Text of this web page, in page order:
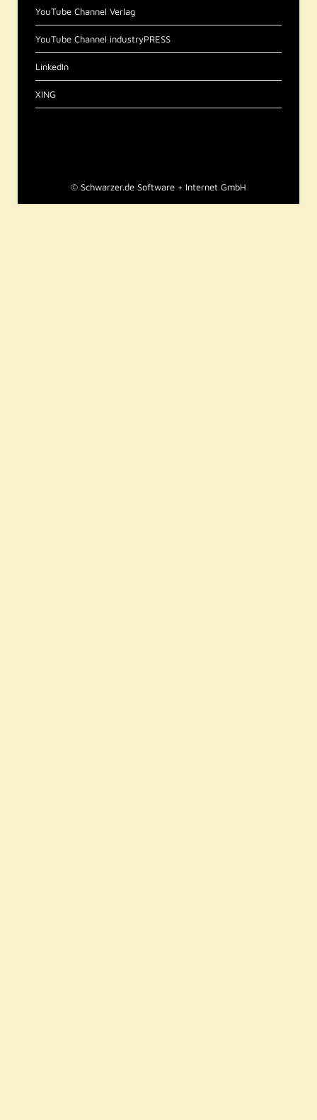
YouTube Channel Verlag
YouTube Channel industryPRESS
LinkedIn
XING
© Schwarzer.de Software + Internet GmbH